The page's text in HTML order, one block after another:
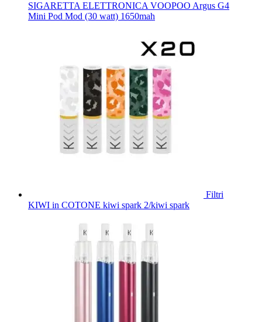
SIGARETTA ELETTRONICA VOOPOO Argus G4
Mini Pod Mod (30 watt) 1650mah
Filtri
KIWI in COTONE kiwi spark 2/kiwi spark